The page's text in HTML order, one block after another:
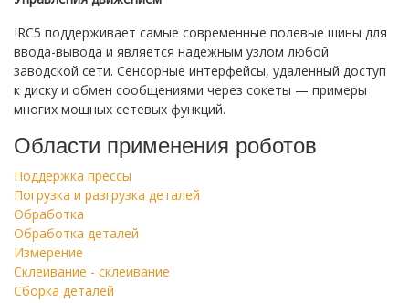
IRC5 поддерживает самые современные полевые шины для
ввода-вывода и является надежным узлом любой
заводской сети. Сенсорные интерфейсы, удаленный доступ
к диску и обмен сообщениями через сокеты — примеры
многих мощных сетевых функций.
Области применения роботов
Поддержка прессы
Погрузка и разгрузка деталей
Обработка
Обработка деталей
Измерение
Склеивание - склеивание
Сборка деталей